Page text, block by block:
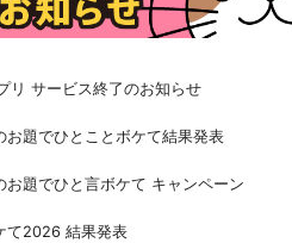
リ サービス終了のお知らせ
お題でひとことボケて結果発表
お題でひと言ボケて キャンペーン
て2026 結果発表